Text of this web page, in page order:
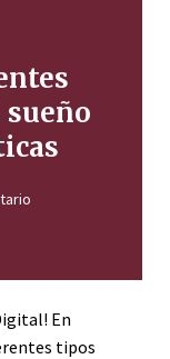
sueño
En
tipos